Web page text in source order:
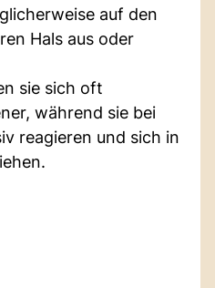
auf den
Hals aus oder
sie sich oft
während sie bei
reagieren und sich in